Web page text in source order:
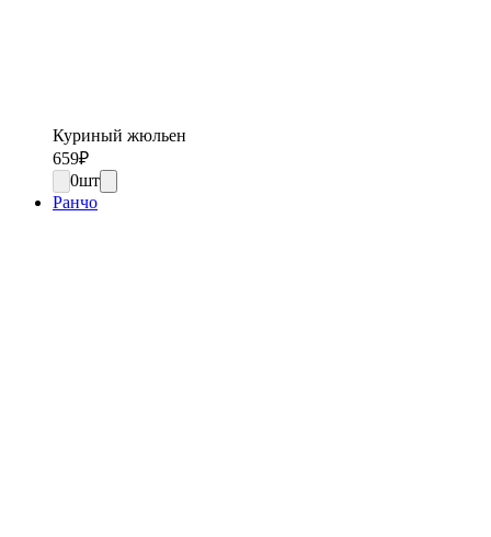
Куриный жюльен
659₽
0шт
Ранчо